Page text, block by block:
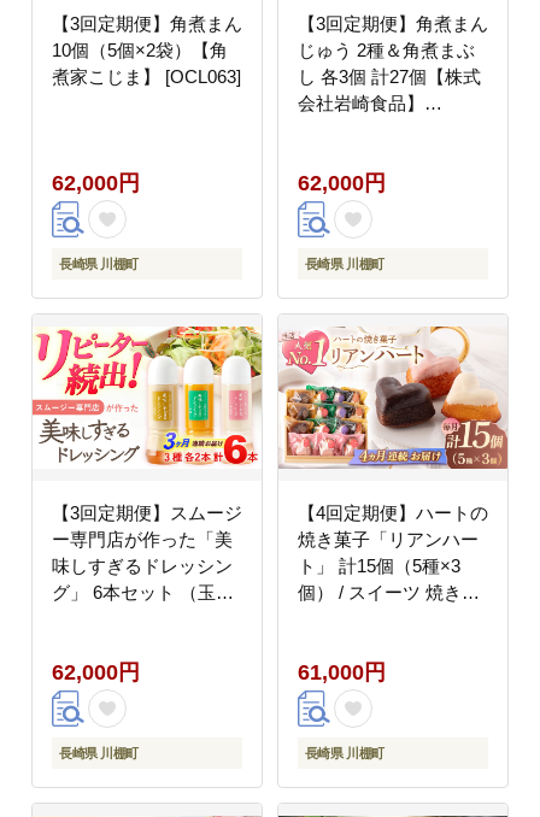
【3回定期便】角煮まん
10個（5個×2袋）【角
煮家こじま】 [OCL063]
62,000円
長崎県 川棚町
【3回定期便】角煮まん
じゅう 2種＆角煮まぶ
し 各3個 計27個【株式
会社岩崎食品】
煮饅頭 かくに かくにま
ぶし 饅頭 まんじゅう
62,000円
長崎県 川棚町
【3回定期便】スムージ
ー専門店が作った「美
味しすぎるドレッシン
グ」 6本セット （玉ね
スタンド】 [OAK002] /
野菜ドレッシング サラ
ダ 調味料 ベジタブルド
レッシング 添加物不使
マネギドレッシング ニ
62,000円
長崎県 川棚町
【4回定期便】ハートの
焼き菓子「リアンハー
ト」 計15個（5種×3
個） / スイーツ 焼き菓
[OAD015]
61,000円
長崎県 川棚町